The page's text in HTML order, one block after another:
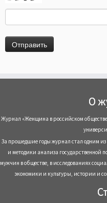
О
Журнал «Женщина в российском
За прошедшие годы журнал стал одним
и методики анализа
мужчин в обществе, в исследованиях
экономики и культуры, истории и